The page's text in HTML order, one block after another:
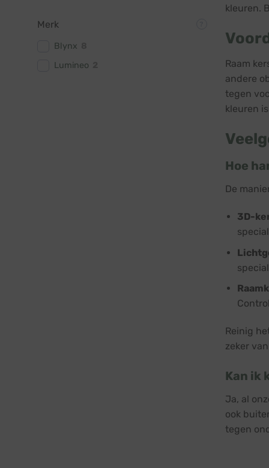
Merk
Blynx
Lumineo
kleuren.
Raam
andere
tegen
kleuren
Hoe
De
3D-
Reinig
zeker
Kan ik
Ja, al
ook
tegen